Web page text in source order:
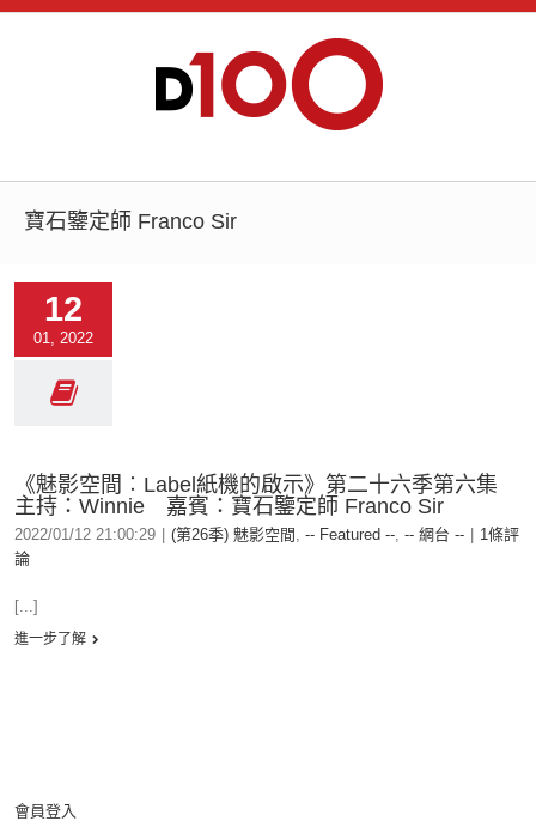
寶石鑒定師 Franco Sir
12
01, 2022
《魅影空間︰Label紙機的啟示》第二十六季第六集
主持：Winnie 嘉賓：寶石鑒定師 Franco Sir
2022/01/12 21:00:29 (第26季) 魅影空間 , -- Featured --, -- 網台 --
1條評
論
[...]
進一步了解
會員登入